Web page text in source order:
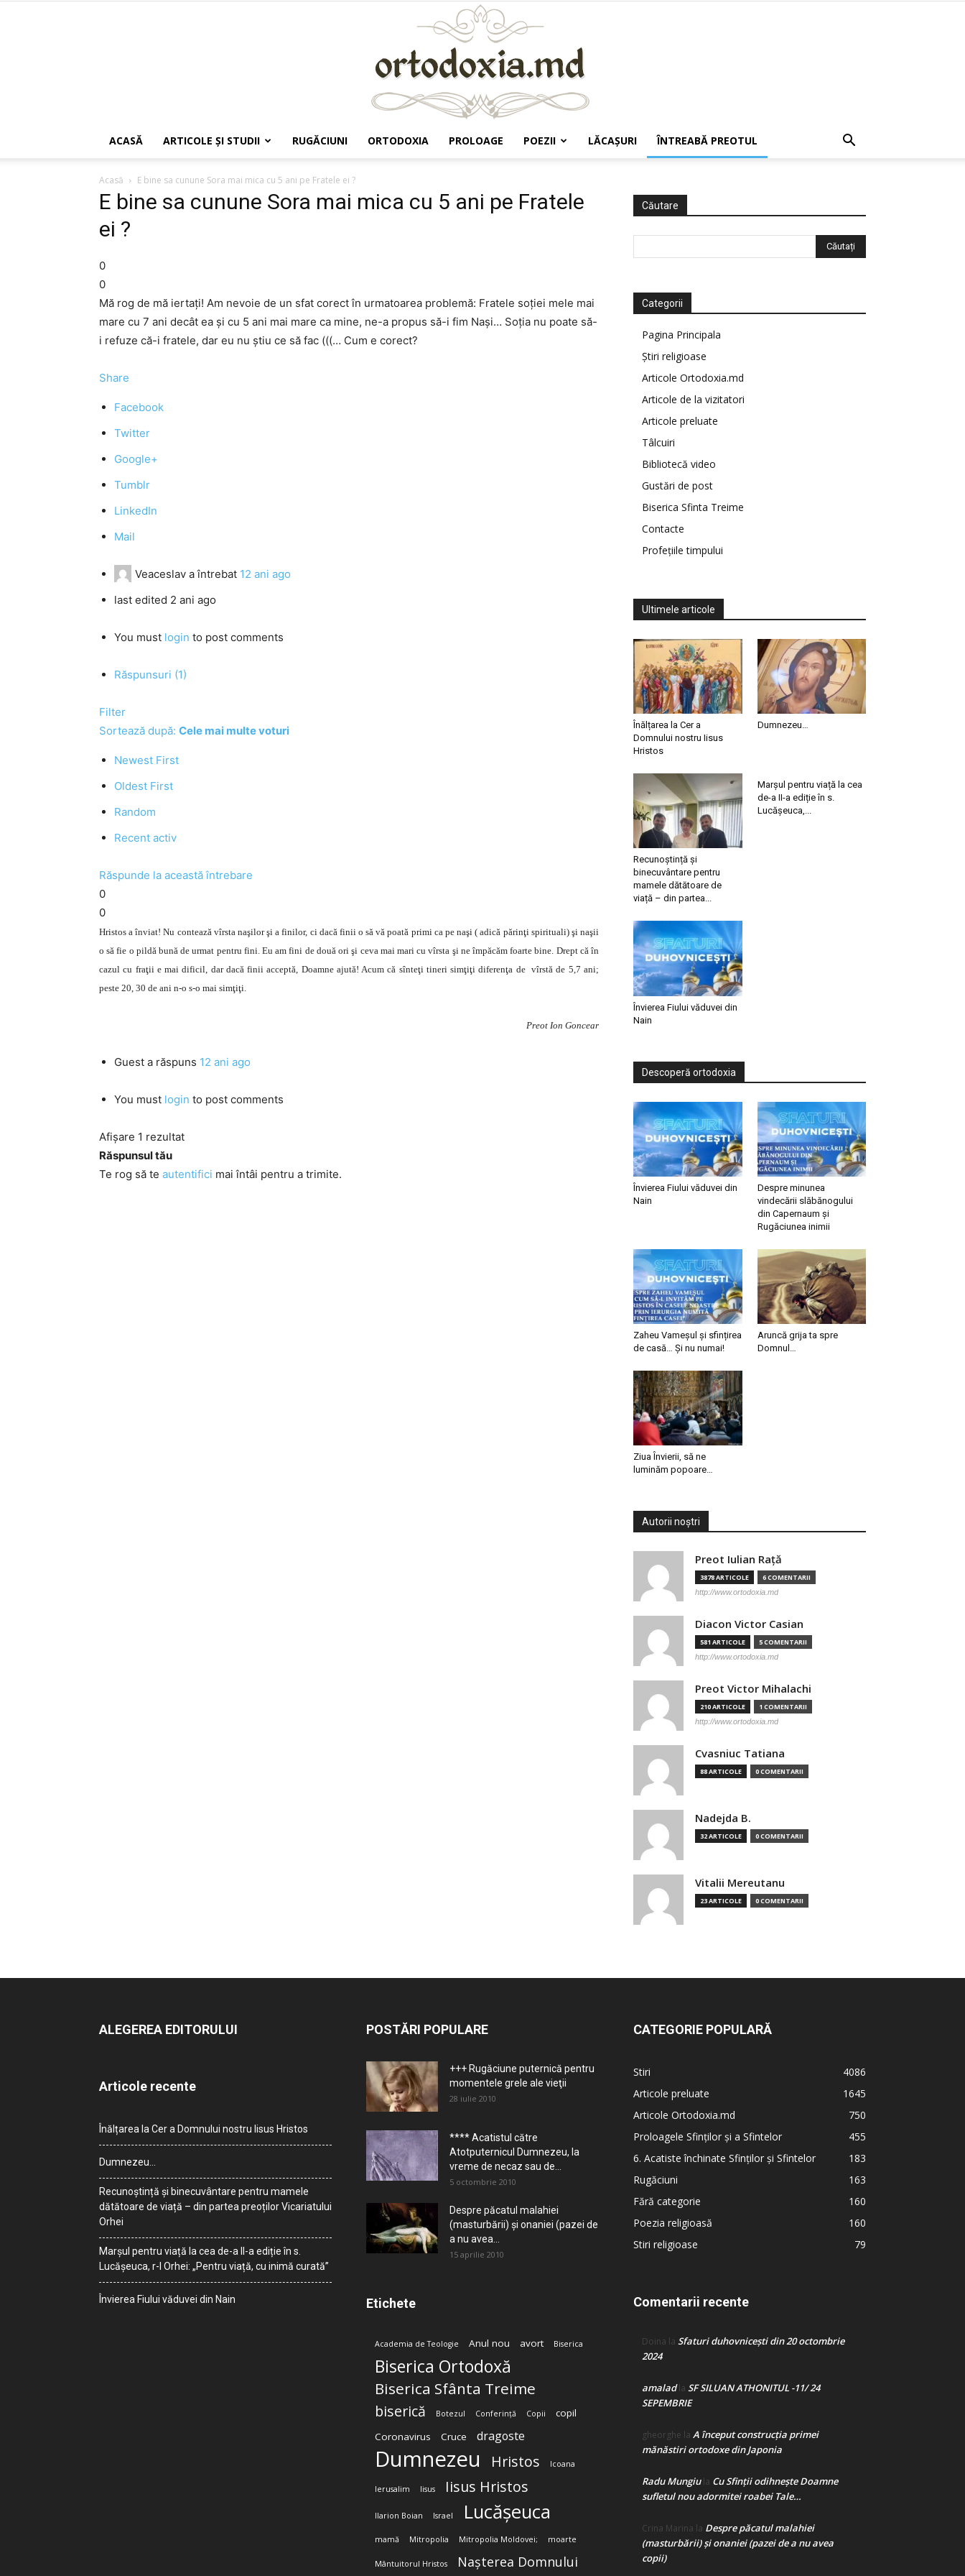
ACASĂ ARTICOLE ŞI STUDII RUGĂCIUNI ORTODOXIA PROLOAGE POEZII LĂCAŞURI ÎNTREABĂ PREOTUL
Acasă E bine sa cunune Sora mai mica cu 5 ani pe Fratele ei ?
E bine sa cunune Sora mai mica cu 5 ani pe Fratele
ei ?
0
0
Mă rog de mă iertați! Am nevoie de un sfat corect în urmatoarea problemă: Fratele soției mele mai
mare cu 7 ani decât ea și cu 5 ani mai mare ca mine, ne-a propus să-i fim Nași… Soția nu poate să-
i refuze că-i fratele, dar eu nu știu ce să fac (((… Cum e corect?
Share
Facebook
Twitter
Google+
Tumblr
LinkedIn
Mail
Veaceslav a întrebat 12 ani ago
last edited 2 ani ago
You must login to post comments
Răspunsuri (1)
Filter
Sortează după: Cele mai multe voturi
Newest First
Oldest First
Random
Recent activ
Răspunde la această întrebare
0
0
Hristos a înviat! Nu contează vîrsta naşilor şi a finilor, ci dacă finii o să vă poată primi ca pe naşi ( adică părinţi spirituali) şi naşii
o să fie o pildă bună de urmat pentru fini. Eu am fini de două ori şi ceva mai mari cu vîrsta şi ne împăcăm foarte bine. Drept că în
cazul cu fraţii e mai dificil, dar dacă finii acceptă, Doamne ajută! Acum că sînteţi tineri simţiţi diferenţa de vîrstă de 5,7 ani;
peste 20, 30 de ani n-o s-o mai simţiţi.
Preot Ion Goncear
Guest a răspuns 12 ani ago
You must login to post comments
Afișare 1 rezultat
Răspunsul tău
Te rog să te autentifici mai întâi pentru a trimite.
Căutare
Categorii
Pagina Principala
Știri religioase
Articole Ortodoxia.md
Articole de la vizitatori
Articole preluate
Tâlcuiri
Bibliotecă video
Gustări de post
Biserica Sfinta Treime
Contacte
Profețiile timpului
Ultimele articole
Înălțarea la Cer a
Domnului nostru Iisus
Hristos
Dumnezeu…
Recunoștință și
binecuvântare pentru
mamele dătătoare de
viață – din partea...
Marșul pentru viață la cea
de-a II-a ediție în s.
Lucășeuca,...
Învierea Fiului văduvei din
Nain
Descoperă ortodoxia
Învierea Fiului văduvei din
Nain
Despre minunea
vindecării slăbănogului
din Capernaum și
Rugăciunea inimii
Zaheu Vameșul și sfințirea
de casă… Și nu numai!
Aruncă grija ta spre
Domnul…
Ziua Învierii, să ne
luminăm popoare…
Autorii noștri
Preot Iulian Raţă
3878 ARTICOLE 6 COMENTARII
http://www.ortodoxia.md
Diacon Victor Casian
581 ARTICOLE 5 COMENTARII
http://www.ortodoxia.md
Preot Victor Mihalachi
210 ARTICOLE 1 COMENTARII
http://www.ortodoxia.md
Cvasniuc Tatiana
88 ARTICOLE 0 COMENTARII
Nadejda B.
32 ARTICOLE 0 COMENTARII
Vitalii Mereutanu
23 ARTICOLE 0 COMENTARII
ALEGEREA EDITORULUI
Articole recente
Înălțarea la Cer a Domnului nostru Iisus Hristos
Dumnezeu…
Recunoștință și binecuvântare pentru mamele
dătătoare de viață – din partea preoților Vicariatului
Orhei
Marșul pentru viață la cea de-a II-a ediție în s.
Lucășeuca, r-l Orhei: „Pentru viață, cu inimă curată”
Învierea Fiului văduvei din Nain
POSTĂRI POPULARE
+++ Rugăciune puternică pentru
momentele grele ale vieţii
28 iulie 2010
**** Acatistul către
Atotputernicul Dumnezeu, la
vreme de necaz sau de...
5 octombrie 2010
Despre păcatul malahiei
(masturbării) şi onaniei (pazei de
a nu avea...
15 aprilie 2010
Etichete
Academia de Teologie Anul nou avort Biserica
Biserica Ortodoxă
Biserica Sfânta Treime
biserică Botezul Conferință Copii
copil
Coronavirus
Cruce dragoste
Dumnezeu Hristos Icoana
Ierusalim Iisus Iisus Hristos
Ilarion Boian Israel Lucășeuca
mamă Mitropolia Mitropolia Moldovei; moarte
Mântuitorul Hristos Nașterea Domnului
CATEGORIE POPULARĂ
Stiri
4086
Articole preluate
1645
Articole Ortodoxia.md
750
Proloagele Sfinților și a Sfintelor
455
6. Acatiste închinate Sfinților și Sfintelor
183
Rugăciuni
163
Fără categorie
160
Poezia religioasă
160
Stiri religioase
79
Comentarii recente
Doina la Sfaturi duhovnicești din 20 octombrie
2024
amaladla SF SILUAN ATHONITUL -11/ 24
SEPEMBRIE
gheorghe la A început construcţia primei
mănăstiri ortodoxe din Japonia
Radu Mungiula Cu Sfinții odihnește Doamne
sufletul nou adormitei roabei Tale…
Crina Marina la Despre păcatul malahiei
(masturbării) şi onaniei (pazei de a nu avea
copii)